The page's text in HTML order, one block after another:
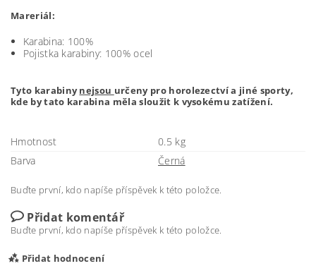
Mareriál:
Karabina: 100%
Pojistka karabiny: 100% ocel
Tyto karabinynejsou určeny pro horolezectví a jiné sporty,
kde by tato karabina měla sloužit k vysokému zatížení.
Hmotnost
0.5 kg
Barva
Černá
Buďte první, kdo napíše příspěvek k této položce.
Přidat komentář
Buďte první, kdo napíše příspěvek k této položce.
Přidat hodnocení